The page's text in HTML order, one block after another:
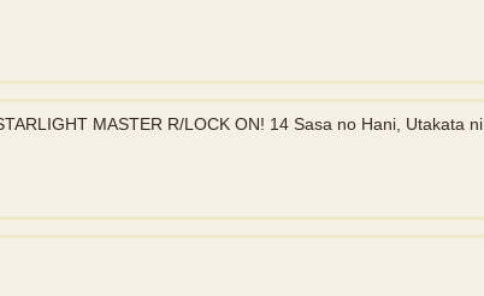
MASTER R/LOCK ON! 14 Sasa no Hani, Utakata ni.